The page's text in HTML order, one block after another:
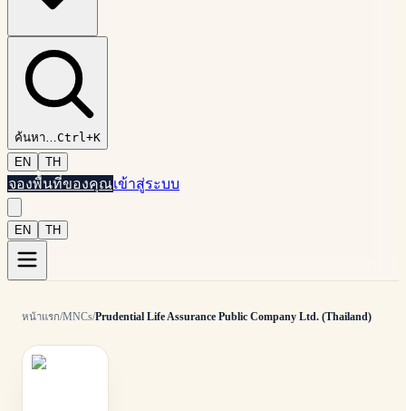
ค้นหา…Ctrl+K
EN
TH
จองพื้นที่ของคุณเข้าสู่ระบบ
EN TH
หน้าแรก/MNCs/Prudential Life Assurance Public Company Ltd. (Thailand)